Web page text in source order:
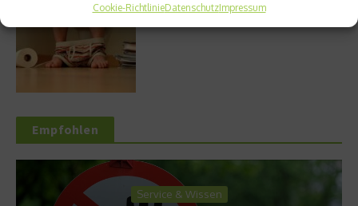
Cookie-RichtlinieDatenschutzImpressum
Empfohlen
Service & Wissen